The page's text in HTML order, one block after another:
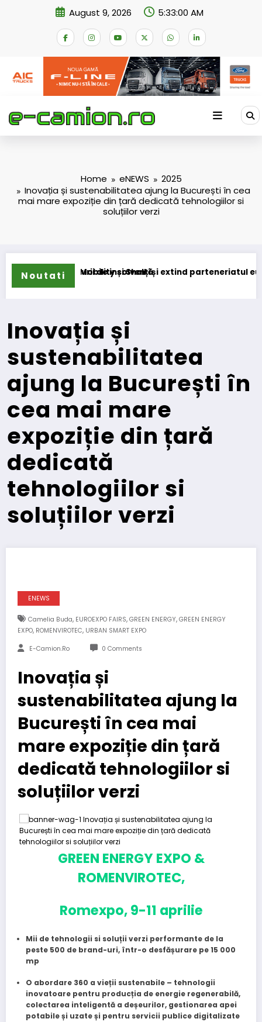
August 9, 2026 5:33:01 AM
Home eNEWS
2025
Inovația și sustenabilitatea ajung la București în cea
mai mare expoziție din țară dedicată tehnologiilor si
soluțiilor verzi
Noutati
își extind parteneriatul european
Inovația și
sustenabilitatea
ajung la București în
cea mai mare
expoziție din țară
dedicată
tehnologiilor si
soluțiilor verzi
ENEWS
Camelia Buda, EUROEXPO FAIRS, GREEN ENERGY, GREEN ENERGY
EXPO, ROMENVIROTEC, URBAN SMART EXPO
E-Camion.ro 0 Comments
Inovația și
sustenabilitatea ajung la
București în cea mai
mare expoziție din țară
dedicată tehnologiilor si
soluțiilor verzi
GREEN ENERGY EXPO &
ROMENVIROTEC,
Romexpo, 9-11 aprilie
Mii de tehnologii si soluții verzi performante de la
peste 500 de brand-uri, într-o desfășurare pe 15 000
mp
O abordare 360 a vieții sustenabile – tehnologii
inovatoare pentru producția de energie regenerabilă,
colectarea inteligentă a deșeurilor, gestionarea apei
potabile și uzate și pentru servicii publice digitalizate